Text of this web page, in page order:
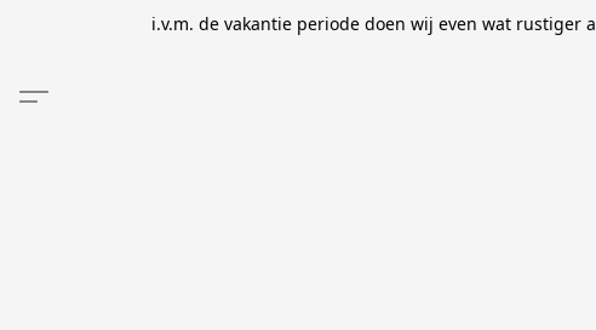
i.v.m. de vakantie periode doen wij even wat rustiger